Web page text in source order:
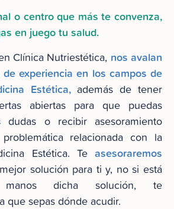
o centro que más te convenza,
en juego tu salud.
Clínica Nutriestética, nos avalan
experiencia en los campos de
Estética,además de tener
abiertas para que puedas
dudas o recibir asesoramiento
relacionada con la
Estética. Te asesoraremos
solución para ti y, no si está
dicha solución, te
que sepas dónde acudir.